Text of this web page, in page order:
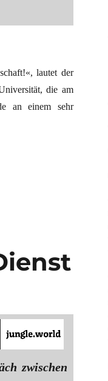
lautet der
die am
an einem sehr
zwischen